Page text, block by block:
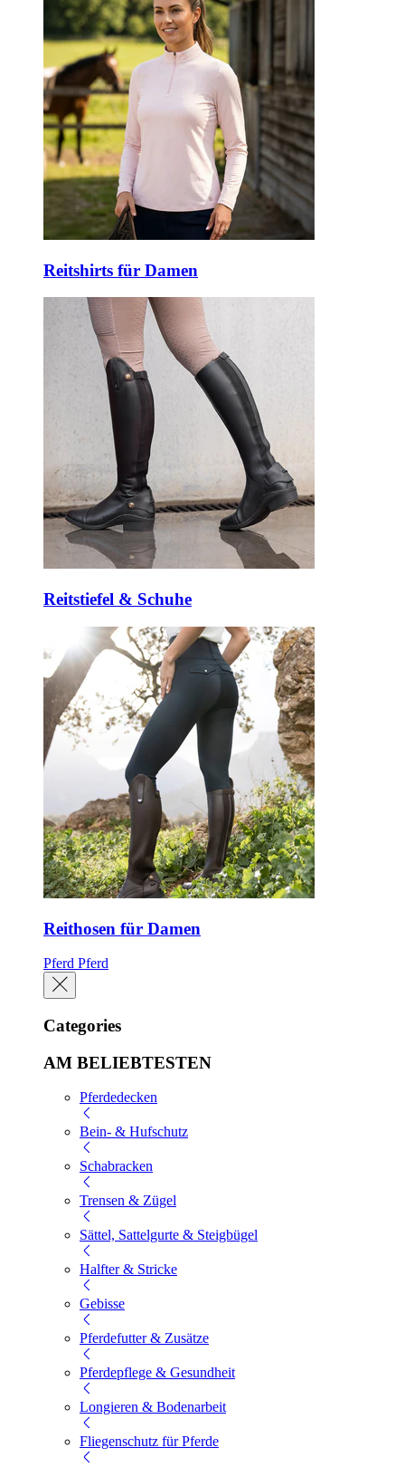
Reitshirts für Damen
Reitstiefel & Schuhe
Reithosen für Damen
Pferd Pferd
Categories
AM BELIEBTESTEN
Pferdedecken
Bein- & Hufschutz
Schabracken
Trensen & Zügel
Sättel, Sattelgurte & Steigbügel
Halfter & Stricke
Gebisse
Pferdefutter & Zusätze
Pferdepflege & Gesundheit
Longieren & Bodenarbeit
Fliegenschutz für Pferde